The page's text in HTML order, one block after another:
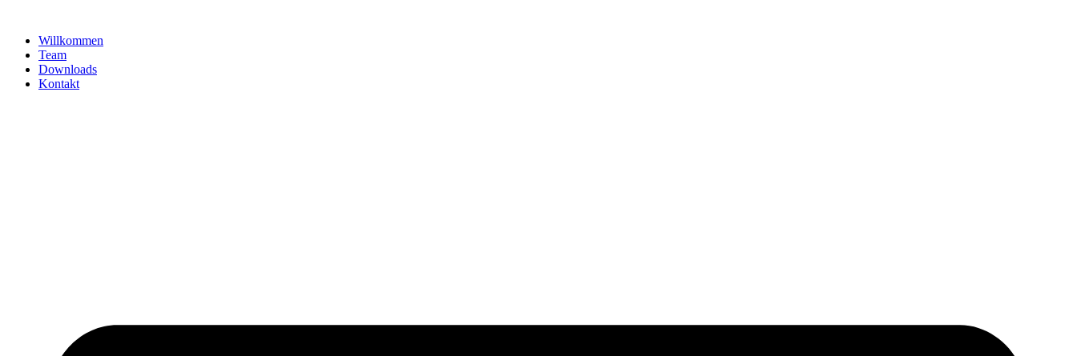
springenWillkommen
Team
Downloads
Kontakt